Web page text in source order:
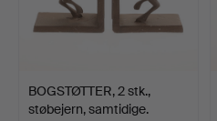
BOGSTØTTER, 2 stk.,
støbejern, samtidige.